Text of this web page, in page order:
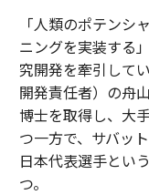
「人類のポテンシ
ニングを実装する
究開発を牽引して
開発責任者）の舟
博士を取得し、大
つ一方で、サバッ
日本代表選手とい
つ。